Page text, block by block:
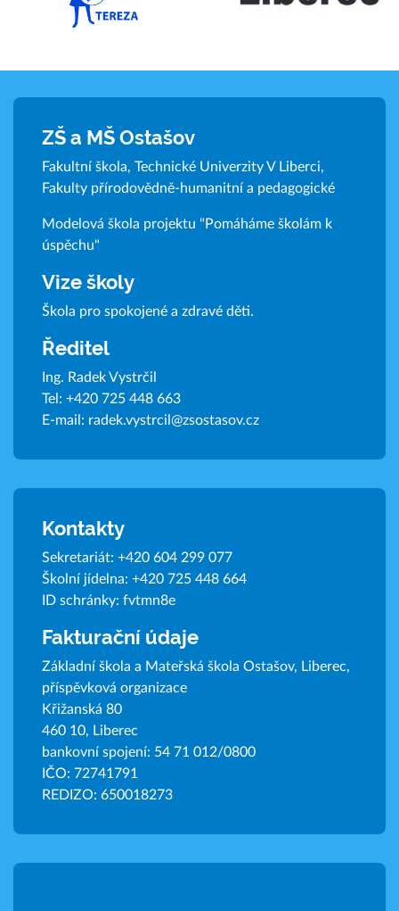
ZŠ a MŠ Ostašov
Fakultní škola, Technické Univerzity V Liberci,
Fakulty přírodovědně-humanitní a pedagogické
Modelová škola projektu "Pomáháme školám k
úspěchu"
Vize školy
Škola pro spokojené a zdravé děti.
Ředitel
Ing. Radek Vystrčil
Tel: +420 725 448 663
E-mail: radek.vystrcil@zsostasov.cz
Kontakty
Sekretariát: +420 604 299 077
Školní jídelna: +420 725 448 664
ID schránky: fvtmn8e
Fakturační údaje
Základní škola a Mateřská škola Ostašov, Liberec,
příspěvková organizace
Křižanská 80
460 10, Liberec
bankovní spojení: 54 71 012/0800
IČO: 72741791
REDIZO: 650018273